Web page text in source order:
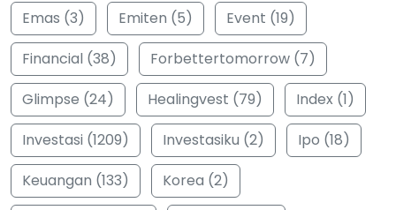
Emas (3)
Emiten (5)
Event (19)
Financial (38)
Forbettertomorrow (7)
Glimpse (24)
Healingvest (79)
Index (1)
Investasi (1209)
Investasiku (2)
Ipo (18)
Keuangan (133)
Korea (2)